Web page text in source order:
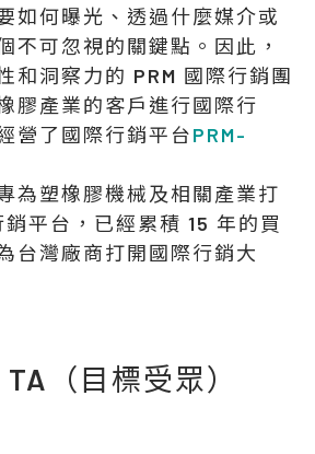
如何曝光、透過什麼媒介或
不可忽視的關鍵點。因此，
和洞察力的 PRM 國際行銷團
膠產業的客戶進行國際行
營了國際行銷平台PRM-
為塑橡膠機械及相關產業打
平台，已經累積 15 年的買
台灣廠商打開國際行銷大
（目標受眾）